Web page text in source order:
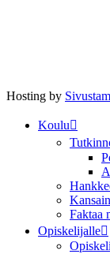
Hosting by
Koulu
Faktaa
Opiskelijalle